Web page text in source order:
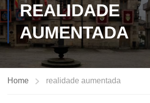
REALIDADE
AUMENTADA
Home realidade aumentada